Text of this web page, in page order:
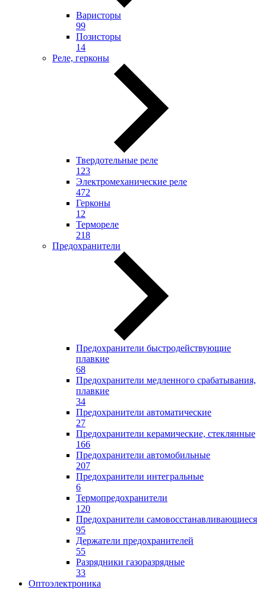
Варисторы
99
Позисторы
14
Реле, герконы
Твердотельные реле
123
Электромеханические реле
472
Герконы
12
Термореле
218
Предохранители
Предохранители быстродействующие
плавкие
68
Предохранители медленного срабатывания,
плавкие
34
Предохранители автоматические
27
Предохранители керамические, стеклянные
166
Предохранители автомобильные
207
Предохранители интегральные
6
Термопредохранители
120
Предохранители самовосстанавливающиеся
95
Держатели предохранителей
55
Разрядники газоразрядные
33
Оптоэлектроника